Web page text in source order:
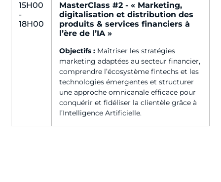
15H00
-
18H00
MasterClass #2 - « Marketing,
digitalisation et distribution des
produits & services financiers à
l’ère de l’IA »
Objectifs : Maîtriser les stratégies
marketing adaptées au secteur financier,
comprendre l’écosystème fintechs et les
technologies émergentes et structurer
une approche omnicanale efficace pour
conquérir et fidéliser la clientèle grâce à
l’Intelligence Artificielle.